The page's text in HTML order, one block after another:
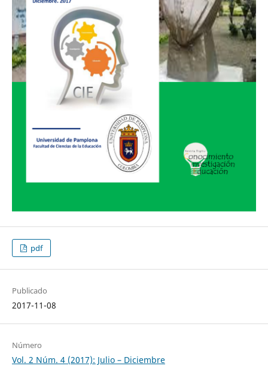
pdf
Publicado
2017-11-08
Número
Vol. 2 Núm. 4 (2017): Julio – Diciembre